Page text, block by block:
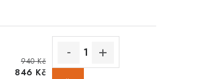
940 Kč
846 Kč